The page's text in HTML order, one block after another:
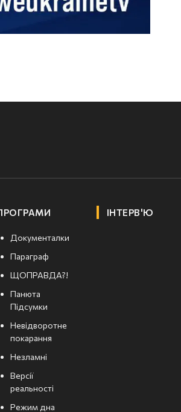
Документалки
Параграф
ЩОПРАВДА?!
Панюта
Підсумки
Невідворотне
покарання
Незламні
Версії
реальності
Режим дна
ІНТЕРВ'Ю